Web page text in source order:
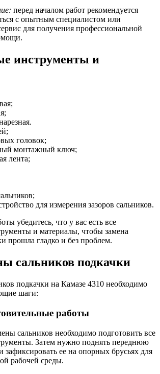
перед началом работ рекомендуется
с опытным специалистом или
для получения профессиональной
инструменты и
головок;
монтажный ключ;
лента;
для измерения зазоров сальников.
убедитесь, что у вас есть все
и материалы, чтобы замена
прошла гладко и без проблем.
сальников подкачки
подкачки на Камазе 4310 необходимо
шаги:
работы
сальников необходимо подготовить все
Затем нужно поднять переднюю
зафиксировать ее на опорных брусьях для
рабочей среды.